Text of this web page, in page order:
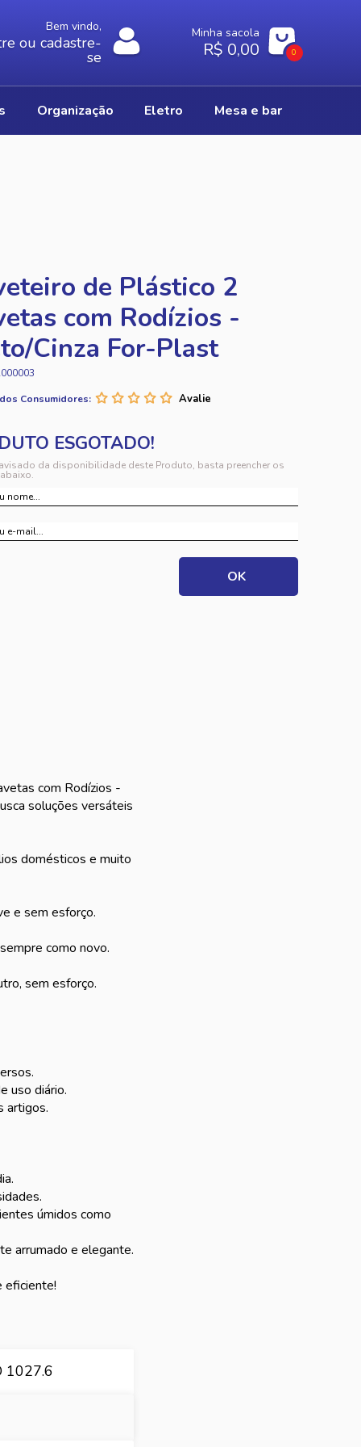
Bem vindo,
ou cadastre-
se
Minha sacola
R$ 0,00 0
organização eletro mesa e bar
de Plástico 2
com Rodízios -
Cinza For-Plast
Consumidores:
da disponibilidade deste Produto, basta preencher os
com Rodízios -
soluções versáteis
domésticos e muito
e sem esforço.
como novo.
sem esforço.
uso diário.
artigos.
úmidos como
arrumado e elegante.
eficiente!
1027.6